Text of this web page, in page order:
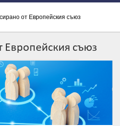
от Европейския съюз
съюз